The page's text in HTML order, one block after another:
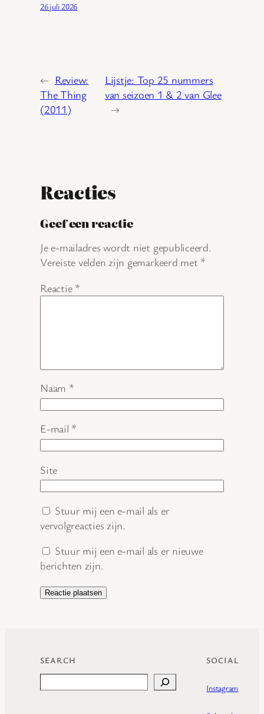
26 juli 2026
← Review:
The Thing
(2011)
Lijstje: Top 25 nummers
van seizoen 1 & 2 van Glee
→
Reacties
Geef een reactie
Je e-mailadres wordt niet gepubliceerd.
Vereiste velden zijn gemarkeerd met *
Reactie *
Naam *
E-mail *
Site
Stuur mij een e-mail als er
vervolgreacties zijn.
Stuur mij een e-mail als er nieuwe
berichten zijn.
SEARCH SOCIAL
Instagram